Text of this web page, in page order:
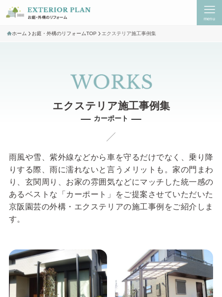
menu
ホーム お庭・外構のリフォームTOP エクステリア施工事例集
カーポート
雨風や雪、紫外線などから車を守るだけでなく、乗り降
りする際、雨に濡れないと言うメリットも。家の門まわ
り、玄関周り、お家の雰囲気などにマッチした統一感の
あるベストな「カーポート」をご提案させていただいた
京阪園芸の外構・エクステリアの施工事例をご紹介しま
す。